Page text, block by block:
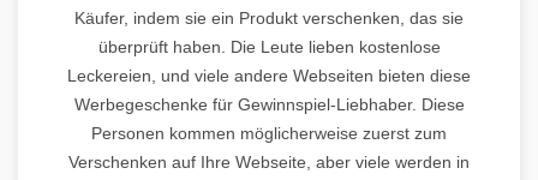
Käufer, indem sie ein Produkt verschenken, das sie
überprüft haben. Die Leute lieben kostenlose
Leckereien, und viele andere Webseiten bieten diese
Werbegeschenke für Gewinnspiel-Liebhaber. Diese
Personen kommen möglicherweise zuerst zum
Verschenken auf Ihre Webseite, aber viele werden in